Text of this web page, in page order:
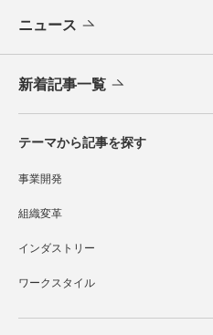
ニュース
新着記事一覧
テーマから記事を探す
事業開発
組織変革
インダストリー
ワークスタイル